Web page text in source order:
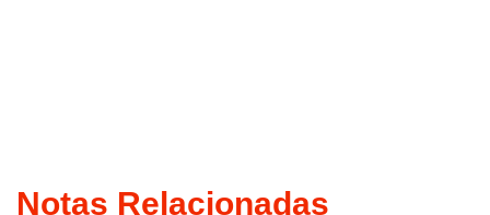
Notas Relacionadas